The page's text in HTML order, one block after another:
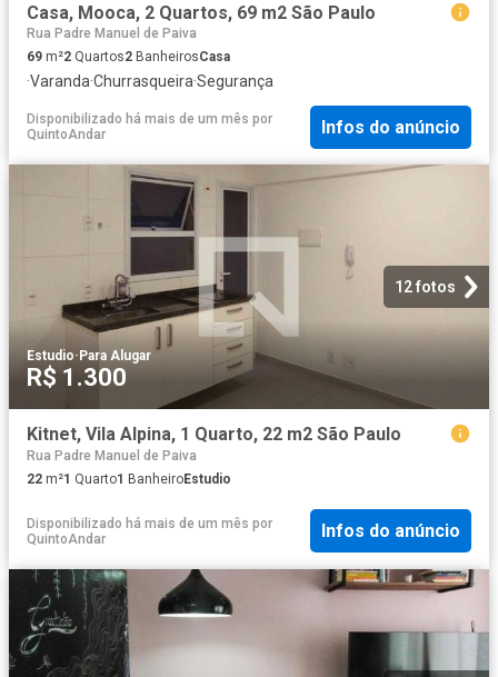
Casa, Mooca, 2 Quartos, 69 m2 São Paulo
Rua Padre Manuel de Paiva
69 m²2 Quartos2 BanheirosCasa
·Varanda·Churrasqueira·Segurança
Disponibilizado há mais de um mês por
QuintoAndar
Infos do anúncio
12 fotos
Estudio· Para Alugar
R$ 1.300
Kitnet, Vila Alpina, 1 Quarto, 22 m2 São Paulo
Rua Padre Manuel de Paiva
22 m²1 Quarto1 BanheiroEstudio
Disponibilizado há mais de um mês por
QuintoAndar
Infos do anúncio